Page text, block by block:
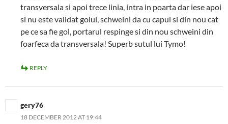
transversala si apoi trece linia, intra in poarta dar iese apoi
si nu este validat golul, schweini da cu capul si din nou cat
pe ce sa fie gol, portarul respinge si din nou schweini din
foarfeca da transversala! Superb sutul lui Tymo!
REPLY
gery76
18 DECEMBER 2012 AT 19:44